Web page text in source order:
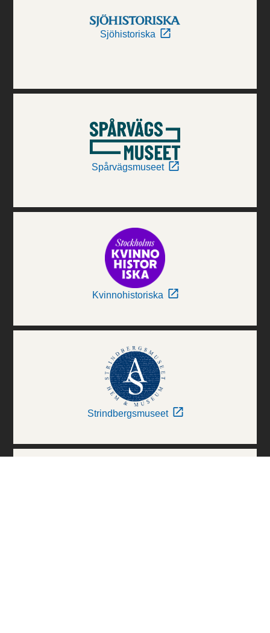
Sjöhistoriska
Spårvägsmuseet
Kvinnohistoriska
Strindbergsmuseet